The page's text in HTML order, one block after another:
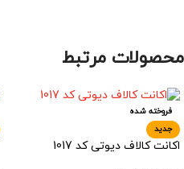
محصولات مرتبط
فروخته شده
جدید
اکانت کالاف دیوتی کد 1017